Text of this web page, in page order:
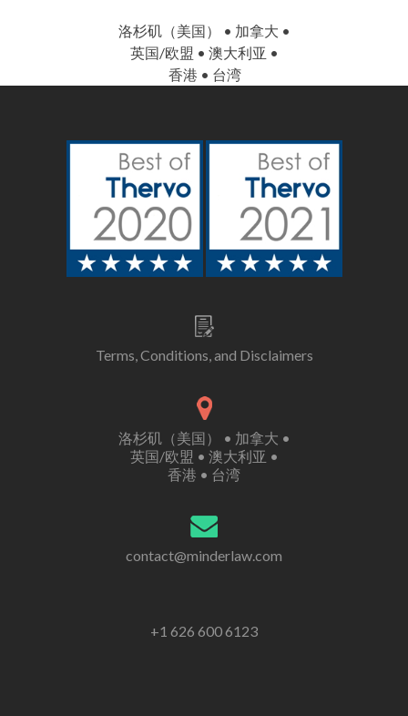
洛杉矶（美国） • 加拿大 •
英国/欧盟 • 澳大利亚 •
香港 • 台湾
Terms, Conditions, and Disclaimers
洛杉矶（美国） • 加拿大 •
英国/欧盟 • 澳大利亚 •
香港 • 台湾
contact@minderlaw.com
+1 626 600 6123